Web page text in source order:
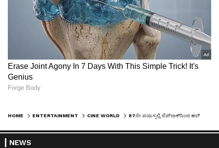
HOME ENTERTAINMENT CINE WORLD
NEWS